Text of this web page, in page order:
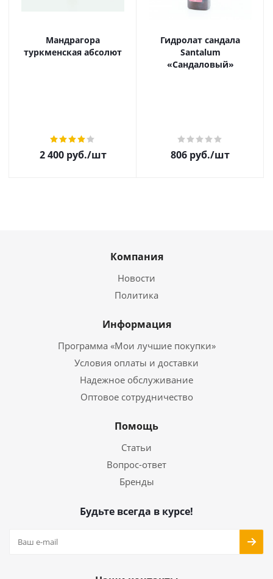
Мандрагора
туркменская абсолют
2 400руб./шт
Гидролат сандала
Santalum
«Сандаловый»
806 руб./шт
Компания
Новости
Политика
Информация
Программа «Мои лучшие покупки»
Условия оплаты и доставки
Надежное обслуживание
Оптовое сотрудничество
Помощь
Статьи
Вопрос-ответ
Бренды
Будьте всегда в курсе!